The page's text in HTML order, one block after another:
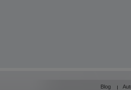
Blog